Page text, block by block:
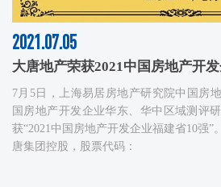
2021.07.05
大唐地产荣获2021中国房地产开
7月5日，上海易居房地产研究院中国房
国房地产开发企业华东、华中区域测评
获“2021中国房地产开发企业福建省10强”
唐集团控股，股票代码：